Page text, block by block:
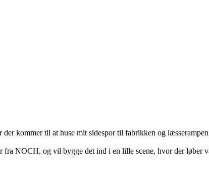
kommer til at huse mit sidespor til fabrikken og
NOCH, og vil bygge det ind i en lille scene, hvor der løber